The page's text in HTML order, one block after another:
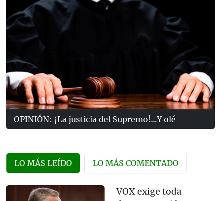
OPINIÓN: ¡La justicia del Supremo!...Y olé
LO MÁS LEÍDO LO MÁS COMENTADO
VOX exige toda